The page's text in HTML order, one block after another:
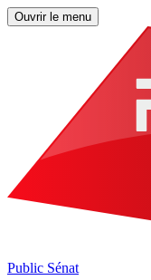
Ouvrir le menu
Public Sénat